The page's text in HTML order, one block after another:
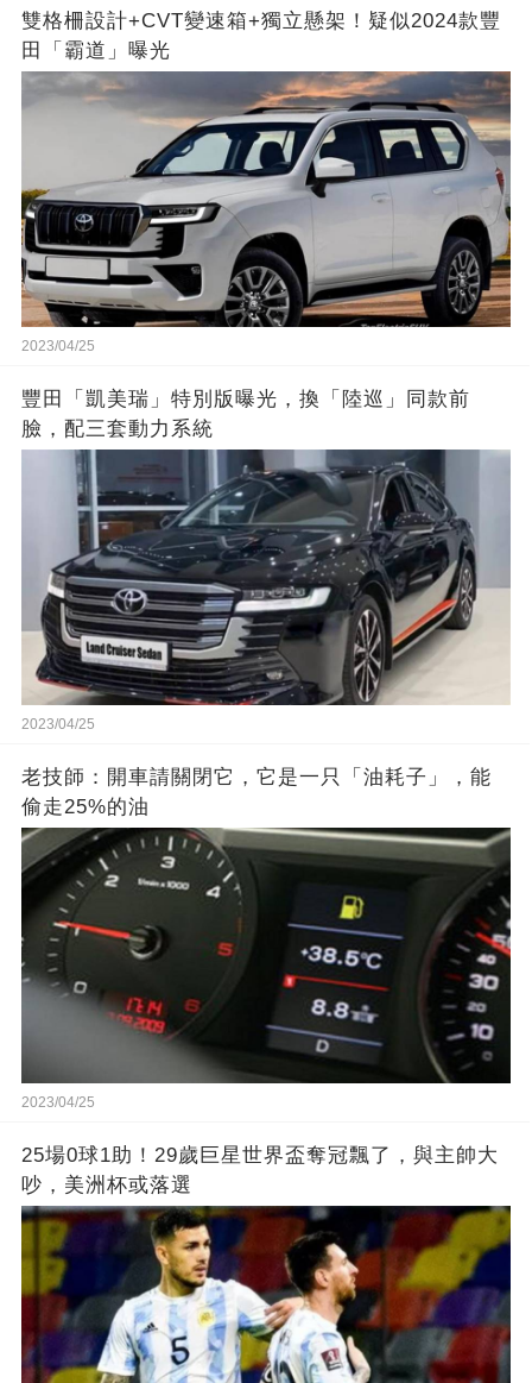
雙格柵設計+CVT變速箱+獨立懸架！疑似2024款豐
田「霸道」曝光
2023/04/25
豐田「凱美瑞」特別版曝光，換「陸巡」同款前
臉，配三套動力系統
2023/04/25
老技師：開車請關閉它，它是一只「油耗子」，能
偷走25%的油
2023/04/25
25場0球1助！29歲巨星世界盃奪冠飄了，與主帥大
吵，美洲杯或落選